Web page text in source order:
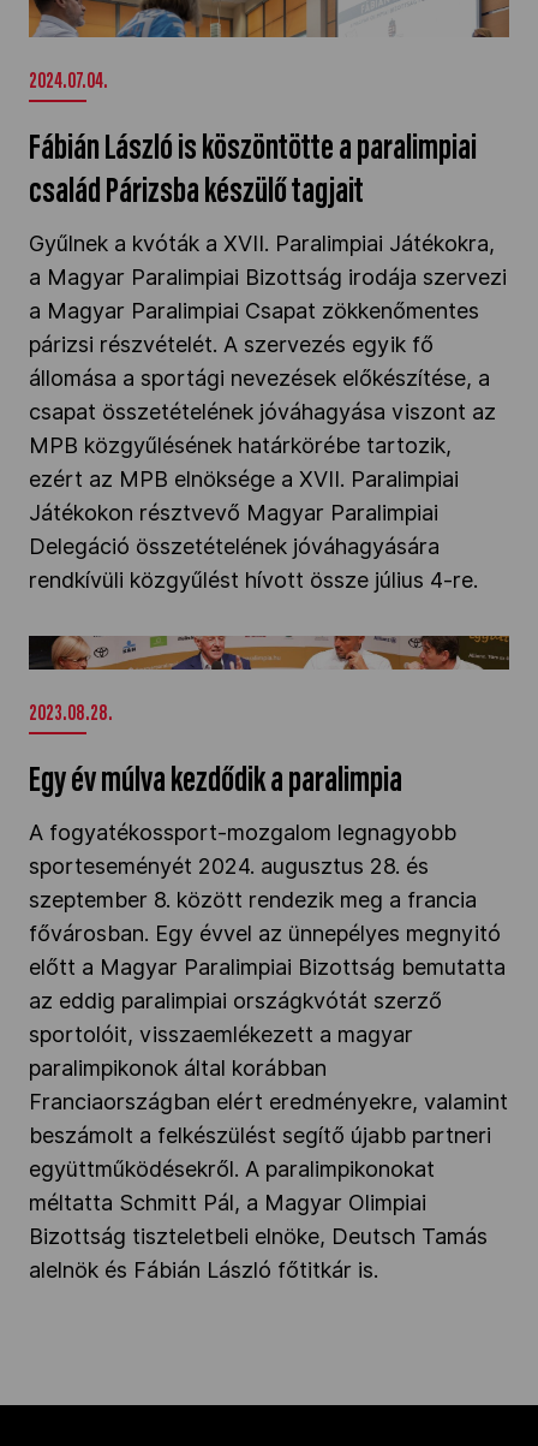
család Párizsba készülő tagjait" />
2024.07.04.
Fábián László is köszöntötte a paralimpiai
család Párizsba készülő tagjait
Gyűlnek a kvóták a XVII. Paralimpiai Játékokra,
a Magyar Paralimpiai Bizottság irodája szervezi
a Magyar Paralimpiai Csapat zökkenőmentes
párizsi részvételét. A szervezés egyik fő
állomása a sportági nevezések előkészítése, a
csapat összetételének jóváhagyása viszont az
MPB közgyűlésének határkörébe tartozik,
ezért az MPB elnöksége a XVII. Paralimpiai
Játékokon résztvevő Magyar Paralimpiai
Delegáció összetételének jóváhagyására
rendkívüli közgyűlést hívott össze július 4-re.
Egy év múlva kezdődik a paralimpia" />
2023.08.28.
Egy év múlva kezdődik a paralimpia
A fogyatékossport-mozgalom legnagyobb
sporteseményét 2024. augusztus 28. és
szeptember 8. között rendezik meg a francia
fővárosban. Egy évvel az ünnepélyes megnyitó
előtt a Magyar Paralimpiai Bizottság bemutatta
az eddig paralimpiai országkvótát szerző
sportolóit, visszaemlékezett a magyar
paralimpikonok által korábban
Franciaországban elért eredményekre, valamint
beszámolt a felkészülést segítő újabb partneri
együttműködésekről. A paralimpikonokat
méltatta Schmitt Pál, a Magyar Olimpiai
Bizottság tiszteletbeli elnöke, Deutsch Tamás
alelnök és Fábián László főtitkár is.